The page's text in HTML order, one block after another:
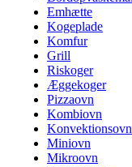
Emhætte
Kogeplade
Komfur
Grill
Riskoger
Æggekoger
Pizzaovn
Kombiovn
Konvektionsovn
Miniovn
Mikroovn